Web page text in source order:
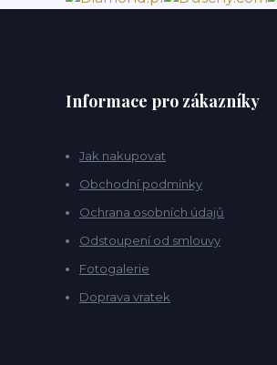
Informace pro zákazníky
Jak nakupovat
Obchodní podmínky
Ochrana osobních údajů
Odstoupení od smlouvy
Fotogalerie
Doprava vratek